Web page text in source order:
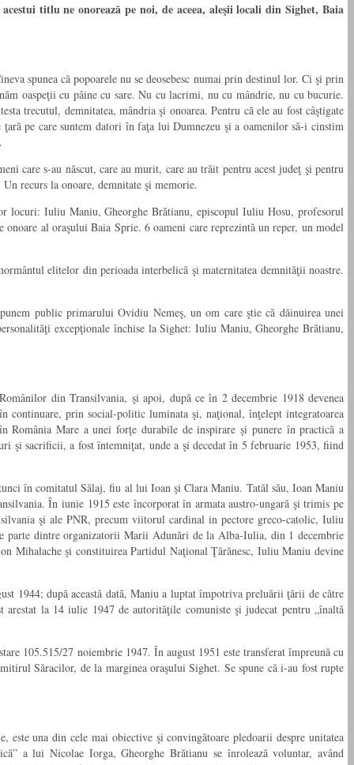
titlu ne onorează pe noi, de aceea, aleşii locali din Sighet, Baia
spunea că popoarele nu se deosebesc numai prin destinul lor. Ci şi prin
oaspeţii cu pâine cu sare. Nu cu lacrimi, nu cu mândrie, nu cu bucurie.
trecutul, demnitatea, mândria şi onoarea. Pentru că ele au fost câştigate
pe care suntem datori în faţa lui Dumnezeu şi a oamenilor să-i cinstim
care s-au născut, care au murit, care au trăit pentru acest judeţ şi pentru
recurs la onoare, demnitate şi memorie.
locuri: Iuliu Maniu, Gheorghe Brătianu, episcopul Iuliu Hosu, profesorul
al oraşului Baia Sprie. 6 oameni care reprezintă un reper, un model
elitelor din perioada interbelică şi maternitatea demnităţii noastre.
public primarului Ovidiu Nemeş, un om care ştie că dăinuirea unei
excepţionale închise la Sighet: Iuliu Maniu, Gheorghe Brătianu,
din Transilvania, şi apoi, după ce în 2 decembrie 1918 devenea
continuare, prin social-politic luminata şi, naţional, înţelept integratoarea
Mare a unei forţe durabile de inspirare şi punere în practică a
şi sacrificii, a fost întemniţat, unde a şi decedat în 5 februarie 1953, fiind
în comitatul Sălaj, fiu al lui Ioan şi Clara Maniu. Tatăl său, Ioan Maniu
În iunie 1915 este încorporat în armata austro-ungară şi trimis pe
şi ale PNR, precum viitorul cardinal in pectore greco-catolic, Iuliu
parte dintre organizatorii Marii Adunări de la Alba-Iulia, din 1 decembrie
Mihalache şi constituirea Partidul Naţional Ţărănesc, Iuliu Maniu devine
1944; după această dată, Maniu a luptat împotriva preluării ţării de către
la 14 iulie 1947 de autorităţile comuniste şi judecat pentru „înaltă
105.515/27 noiembrie 1947. În august 1951 este transferat împreună cu
Săracilor, de la marginea oraşului Sighet. Se spune că i-au fost rupte
una din cele mai obiective şi convingătoare pledoarii despre unitatea
a lui Nicolae Iorga, Gheorghe Brătianu se înrolează voluntar, având